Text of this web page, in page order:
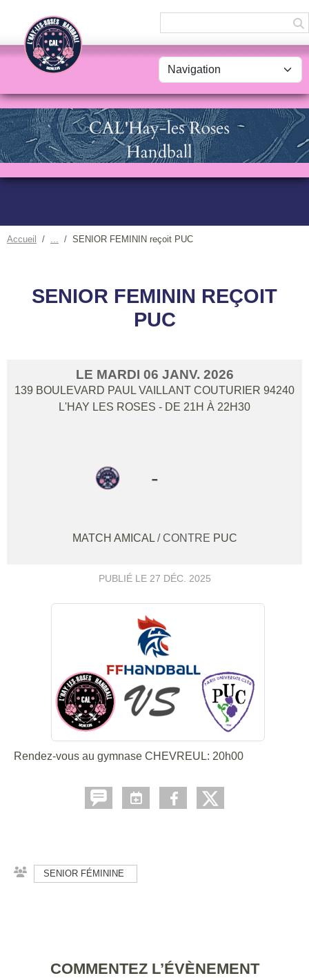
Accueil SENIOR FEMININ reçoit PUC
SENIOR FEMININ REÇOIT
PUC
LE MARDI 06 JANV. 2026
139 BOULEVARD PAUL VAILLANT COUTURIER 94240
L'HAY LES ROSES - DE 21H À 22H30
-
MATCH AMICAL / CONTRE PUC
PUBLIÉ LE 27 DÉC. 2025
Rendez-vous au gymnase CHEVREUL: 20h00
SENIOR FÉMININE
COMMENTEZ L’ÉVÈNEMENT